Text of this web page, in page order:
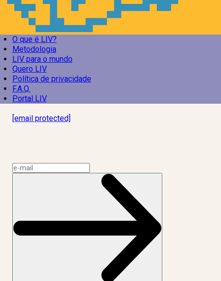
O que é LIV?
Metodologia
LIV para o mundo
Quero LIV
Política de privacidade
F.A.Q.
Portal LIV
[email protected]